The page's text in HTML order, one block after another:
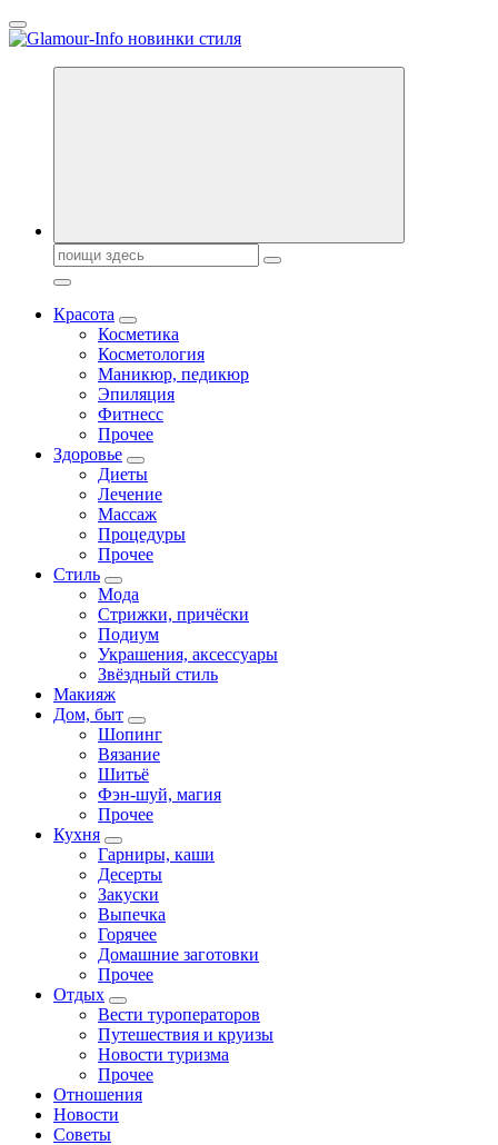
Перейти
к
Секреты молодости, красоты и долголетия. Гламурный журнал
Поиск:
Красота
Косметика
Косметология
Маникюр, педикюр
Эпиляция
Фитнесс
Прочее
Здоровье
Диеты
Лечение
Массаж
Процедуры
Прочее
Стиль
Мода
Стрижки, причёски
Подиум
Украшения, аксессуары
Звёздный стиль
Макияж
Дом, быт
Шопинг
Вязание
Шитьё
Фэн-шуй, магия
Прочее
Кухня
Гарниры, каши
Десерты
Закуски
Выпечка
Горячее
Домашние заготовки
Прочее
Отдых
Вести туроператоров
Путешествия и круизы
Новости туризма
Прочее
Отношения
Новости
Советы